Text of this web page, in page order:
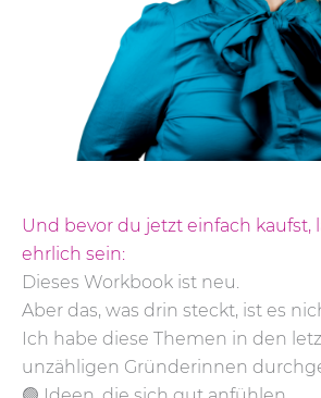
Und bevor du jetzt einfach kaufst,
ehrlich sein:
Dieses Workbook ist neu.
Aber das, was drin steckt, ist es
Ich habe diese Themen in den
unzähligen Gründerinnen